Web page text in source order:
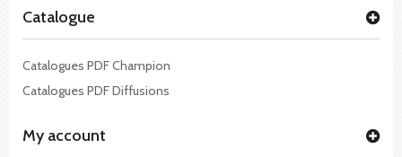
Catalogue
Catalogues PDF Champion
Catalogues PDF Diffusions
My account